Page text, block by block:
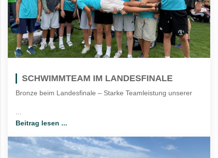
SCHWIMMTEAM IM LANDESFINALE
Bronze beim Landesfinale – Starke Teamleistung unserer
Beitrag lesen ...